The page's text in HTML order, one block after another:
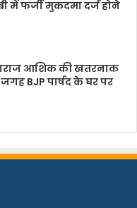
में फर्जी मुकदमा दर्ज होने
आशिक की खतरनाक
BJP पार्षद के घर पर